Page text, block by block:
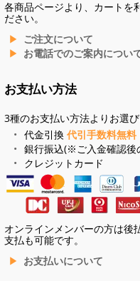
各商品ページより、カートを
ださい。
ご注文について
お電話でのご案内につい
お支払い方法
3種のお支払い方法よりお選び
代金引換 代引手数料無料
銀行振込(※ご入金確認後
クレジットカード
オンラインメンバーの方は後
支払も可能です。
お支払いについて